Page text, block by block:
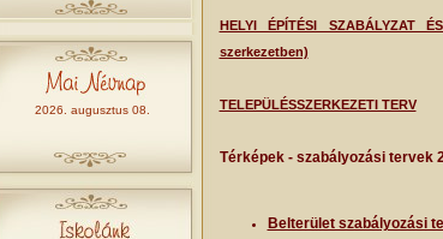
2026. augusztus 08.
HELYI ÉPÍTÉSI SZABÁLYZAT
szerkezetben)
TELEPÜLÉSSZERKEZETI TERV
Térképek - szabályozási tervek
Belterület szabályozási